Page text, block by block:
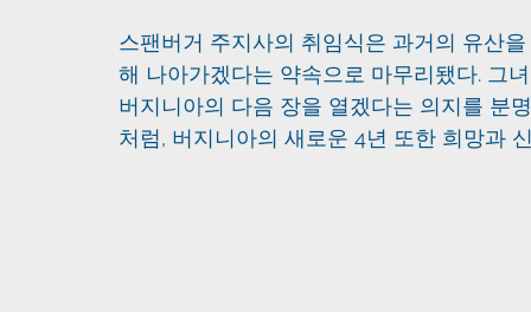
스팬버거 주지사의 취임식은 과거의 유산
해 나아가겠다는 약속으로 마무리됐다. 그
버지니아의 다음 장을 열겠다는 의지를 분
처럼, 버지니아의 새로운 4년 또한 희망과